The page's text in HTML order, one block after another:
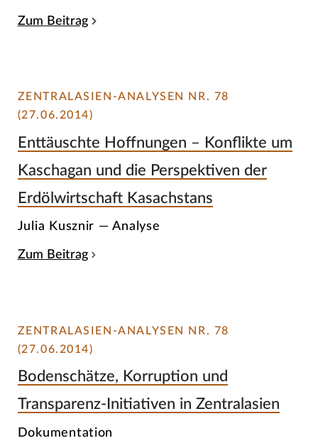
Zum Beitrag
ZENTRALASIEN-ANALYSEN NR. 78
(27.06.2014)
Enttäuschte Hoffnungen – Konflikte um
Kaschagan und die Perspektiven der
Erdölwirtschaft Kasachstans
Julia Kusznir — Analyse
Zum Beitrag
ZENTRALASIEN-ANALYSEN NR. 78
(27.06.2014)
Bodenschätze, Korruption und
Transparenz-Initiativen in Zentralasien
Dokumentation